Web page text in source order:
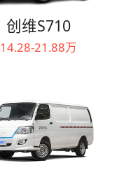
创维S710
14.28-21.88万